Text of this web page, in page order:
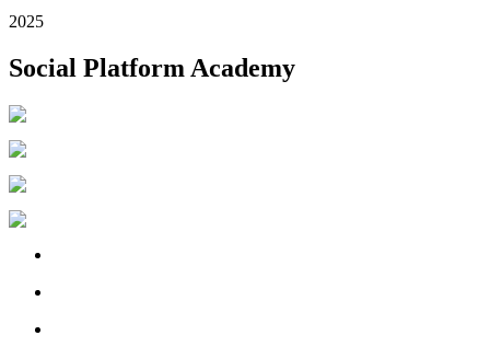
2025
Social Platform Academy